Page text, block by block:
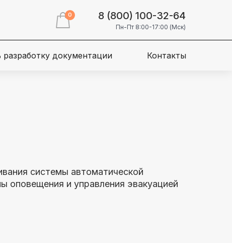
разработку документации Контакты
Пн-Пт 8:00-17:00 (Мск)
8 (800) 100-32-64
0
системы автоматической
оповещения и управления эвакуацией